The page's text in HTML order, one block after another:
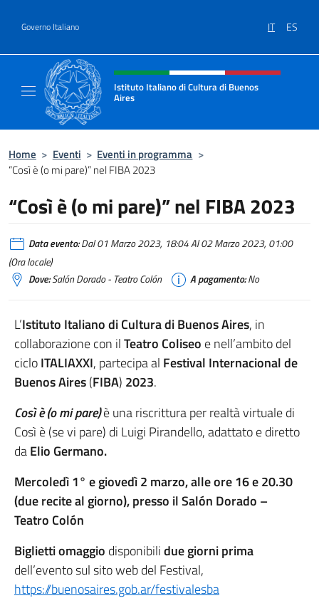
Governo Italiano IT ES
Intestazione sito, social e menù
Istituto Italiano di Cultura di Buenos
Aires
Home > Eventi > Eventi in programma >
“Così è (o mi pare)” nel FIBA 2023
“Così è (o mi pare)” nel FIBA 2023
Data evento:Dal 01 Marzo 2023, 18:04 Al 02 Marzo 2023, 01:00
(Ora locale)
Dove:Salón Dorado - Teatro Colón A pagamento:No
L’Istituto Italiano di Cultura di Buenos Aires, in
collaborazione con ilTeatro Coliseo e nell’ambito del
cicloITALIAXXI, partecipa al Festival Internacional de
Buenos Aires(FIBA) 2023.
Così è (o mi pare)è una riscrittura per realtà virtuale di
Così è (se vi pare) di Luigi Pirandello, adattato e diretto
daElio Germano.
Mercoledì 1° e giovedì 2 marzo, alle ore 16 e 20.30
(due recite al giorno), presso il Salón Dorado –
Teatro Colón
Bigliettiomaggio disponibilidue giorni prima
dell’evento sul sito web del Festival,
https://buenosaires.gob.ar/festivalesba